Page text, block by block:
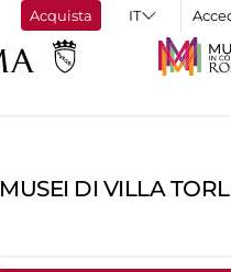
Acquista
MUSEI DI VILLA